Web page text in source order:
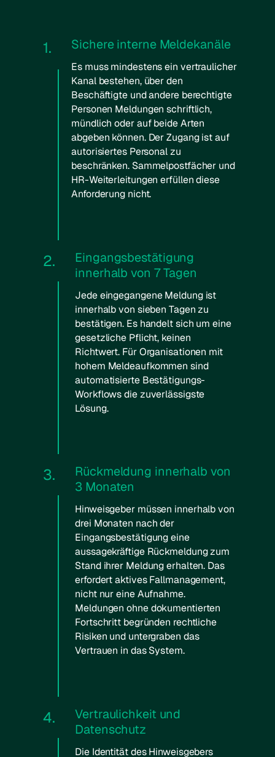
1. Sichere interne Meldekanäle
Es muss mindestens ein vertraulicher
Kanal bestehen, über den
Beschäftigte und andere berechtigte
Personen Meldungen schriftlich,
mündlich oder auf beide Arten
abgeben können. Der Zugang ist auf
autorisiertes Personal zu
beschränken. Sammelpostfächer und
HR-Weiterleitungen erfüllen diese
Anforderung nicht.
2.
Eingangsbestätigung
innerhalb von 7 Tagen
Jede eingegangene Meldung ist
innerhalb von sieben Tagen zu
bestätigen. Es handelt sich um eine
gesetzliche Pflicht, keinen
Richtwert. Für Organisationen mit
hohem Meldeaufkommen sind
automatisierte Bestätigungs-
Workflows die zuverlässigste
Lösung.
3.
Rückmeldung innerhalb von
3 Monaten
Hinweisgeber müssen innerhalb von
drei Monaten nach der
Eingangsbestätigung eine
aussagekräftige Rückmeldung zum
Stand ihrer Meldung erhalten. Das
erfordert aktives Fallmanagement,
nicht nur eine Aufnahme.
Meldungen ohne dokumentierten
Fortschritt begründen rechtliche
Risiken und untergraben das
Vertrauen in das System.
4.
Vertraulichkeit und
Datenschutz
Die Identität des Hinweisgebers